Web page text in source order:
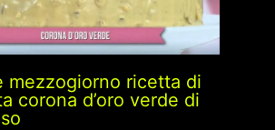
mezzogiorno ricetta di
corona d’oro verde di